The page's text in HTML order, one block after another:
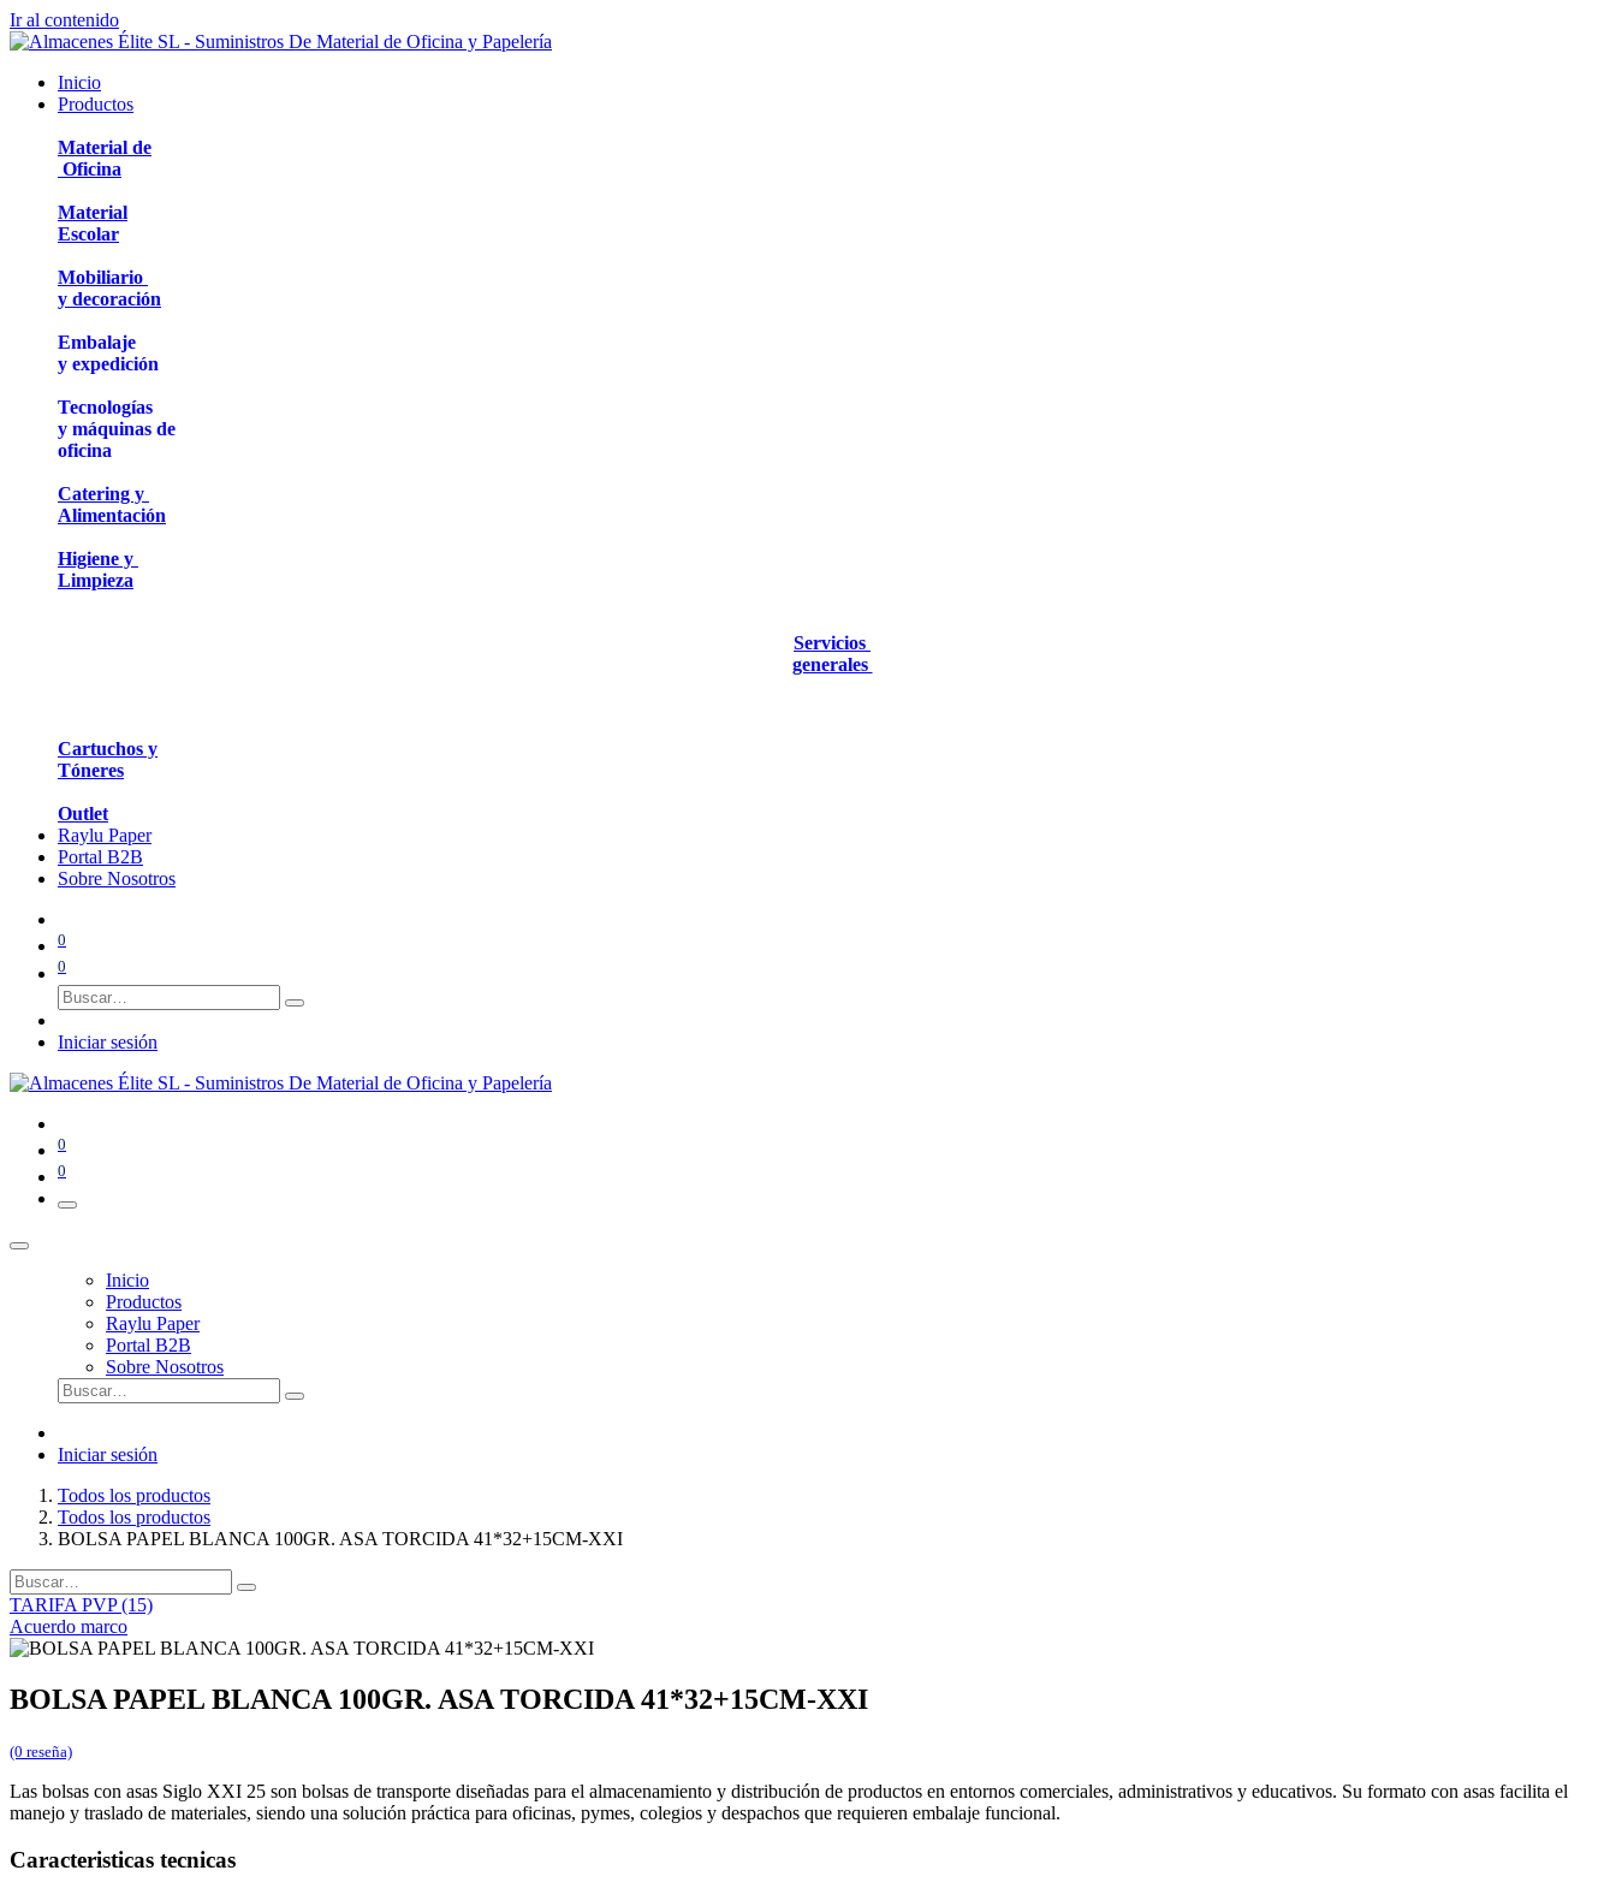
Ir al contenido
Inicio
Productos
Material de
Oficina
Material
Escolar
Mobiliario
y decoración
Embalaje
y expedición
Tecnologías
y máquinas de
oficina
Catering y
Alimentación
Higiene y
Limpieza
Servicios
generales
Cartuchos y
Tóneres
Outlet
Raylu Paper
Portal B2B
Sobre Nosotros
0
0
Iniciar sesión
0
0
Inicio
Productos
Raylu Paper
Portal B2B
Sobre Nosotros
Iniciar sesión
Todos los productos
Todos los productos
BOLSA PAPEL BLANCA 100GR. ASA TORCIDA 41*32+15CM-XXI
TARIFA PVP (15)
Acuerdo marco
BOLSA PAPEL BLANCA 100GR. ASA TORCIDA 41*32+15CM-XXI
(0 reseña)
Las bolsas con asas Siglo XXI 25 son bolsas de transporte diseñadas para el almacenamiento y distribución de productos en entornos comerciales, administrativos y educativos. Su formato con asas facilita el
manejo y traslado de materiales, siendo una solución práctica para oficinas, pymes, colegios y despachos que requieren embalaje funcional.
Caracteristicas tecnicas